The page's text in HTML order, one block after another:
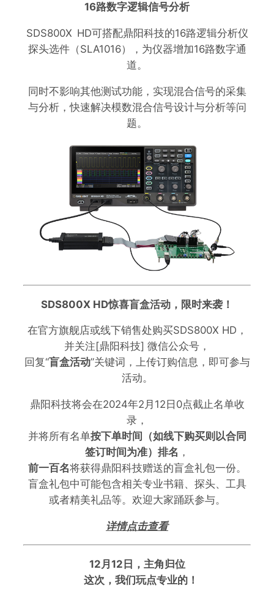
16路数字逻辑信号分析
SDS800X HD可搭配鼎阳科技的16路逻辑分析仪
探头选件（SLA1016），为仪器增加16路数字通
道。
同时不影响其他测试功能，实现混合信号的采集
与分析，快速解决模数混合信号设计与分析等问
题。
SDS800X HD惊喜盲盒活动，限时来袭！
在官方旗舰店或线下销售处购买SDS800X HD，
并关注[鼎阳科技] 微信公众号，
回复“盲盒活动”关键词，上传订购信息，即可参与
活动。
鼎阳科技将会在2024年2月12日0点截止名单收
录，
并将所有名单按下单时间（如线下购买则以合同
签订时间为准）排名 ，
前一百名将获得鼎阳科技赠送的盲盒礼包一份。
盲盒礼包中可能包含相关专业书籍、探头、工具
或者精美礼品等。欢迎大家踊跃参与。
详情点击查看
12月12日，主角归位
这次，我们玩点专业的！